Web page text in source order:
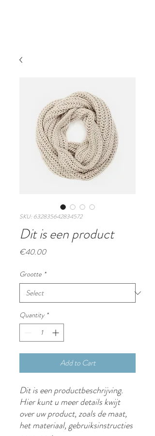
SKU: 632835642834572
Dit is een product
€40.00Price
Grootte *
Quantity *
Add to Cart
Dit is een productbeschrijving.
Hier kunt u meer details kwijt
over uw product, zoals de maat,
het materiaal, gebruiksinstructies